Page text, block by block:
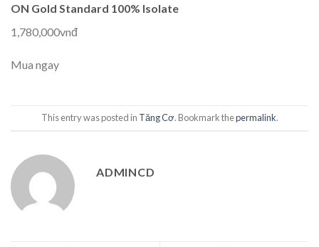
ON Gold Standard 100% Isolate
1,780,000vnđ
Mua ngay
This entry was posted in Tăng Cơ. Bookmark thepermalink.
ADMINCD